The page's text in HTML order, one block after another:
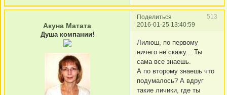
Поделиться
513
2016-01-25 13:40:59
Акуна Матата
Душа компании!
Лилюш, по первому
ничего не скажу... Ты
сама все знаешь.
А по второму знаешь что
подумалось? А вдруг
такие личики, где ты